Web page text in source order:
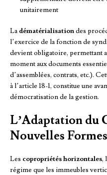
unitairement
La dématérialisationdes
l’exercice de la fonction de
devient obligatoire, permettant
moment aux documents
d’assemblées, contrats, etc.).
à l’article 18-1, constitue une
démocratisation de la gestion.
L’Adaptation du
Nouvelles
Les copropriétés horizontales,
régime que les immeubles